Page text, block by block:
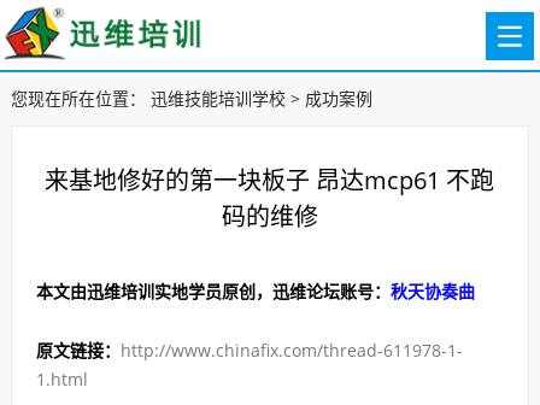
您现在所在位置： 迅维技能培训学校> 成功案例
来基地修好的第一块板子 昂达mcp61 不跑
码的维修
本文由迅维培训实地学员原创，迅维论坛账号： 秋天协奏曲
原文链接： http://www.chinafix.com/thread-611978-1-
1.html